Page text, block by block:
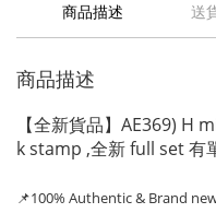
商品描述 送
商品描述
【全新貨品】AE369) H
k stamp ,全新 full set 有
📌100% Authentic& Brand